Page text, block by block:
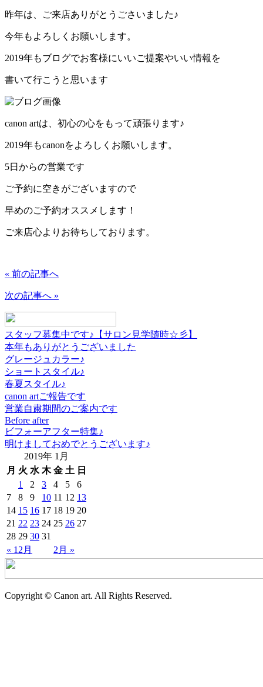
昨年は、ご来店ありがとうごさいました♪
今年もよろしくお願いします。
2019年もブログでお客様にいいご提案やいい情報を
書いて行こうと思います
canon artは、初心の心をもって頑張ります♪
2019年もcanonをよろしくお願いします。
5日からの営業です
ご予約に空きがございますので
早めのご予約オススメします！
ご来店心よりお待ちしております。
« 前の記事へ
次の記事へ »
スタッフ募集中です♪【サロン見学随時☆彡】
本年もありがとうございました
グレージュカラー♪
ショートスタイル♪
春夏スタイル♪
canon artご報告です
営業自粛期間のご案内です
Before after
ビフォーアフター特集♪
明けましておめでとうございます♪
2019年 1月
月 火 水 木 金 土 日
« 12月 2月 »
1 2 3 4 5
6
7
8 9 10 11 12 13
14 15 16 17 18 19 20
21 22 23 24 25 26 27
28 29 30 31
Copyright © Canon art. All Rights Reserved.